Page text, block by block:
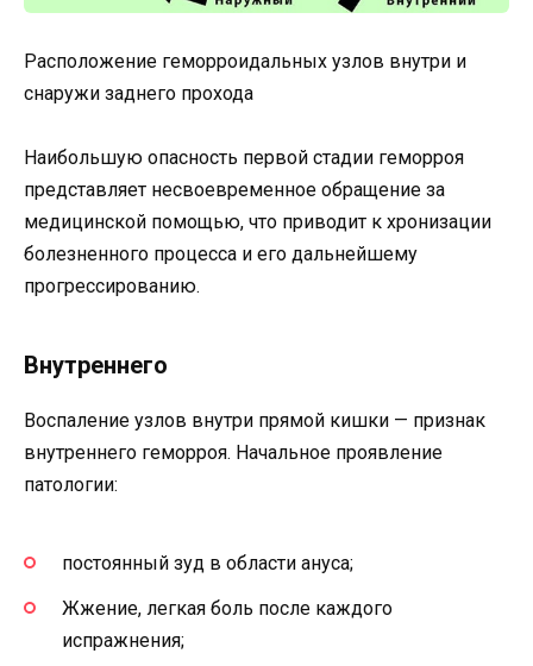
Расположение геморроидальных узлов внутри и
снаружи заднего прохода
Наибольшую опасность первой стадии геморроя
представляет несвоевременное обращение за
медицинской помощью, что приводит к хронизации
болезненного процесса и его дальнейшему
прогрессированию.
Внутреннего
Воспаление узлов внутри прямой кишки — признак
внутреннего геморроя. Начальное проявление
патологии:
постоянный зуд в области ануса;
Жжение, легкая боль после каждого
испражнения;